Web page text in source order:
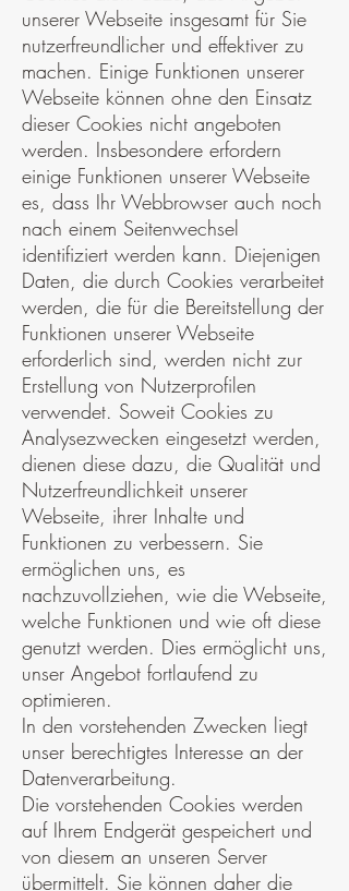
unserer Webseite insgesamt für Sie
nutzerfreundlicher und effektiver zu
machen. Einige Funktionen unserer
Webseite können ohne den Einsatz
dieser Cookies nicht angeboten
werden. Insbesondere erfordern
einige Funktionen unserer Webseite
es, dass Ihr Webbrowser auch noch
nach einem Seitenwechsel
identifiziert werden kann. Diejenigen
Daten, die durch Cookies verarbeitet
werden, die für die Bereitstellung der
Funktionen unserer Webseite
erforderlich sind, werden nicht zur
Erstellung von Nutzerprofilen
verwendet. Soweit Cookies zu
Analysezwecken eingesetzt werden,
dienen diese dazu, die Qualität und
Nutzerfreundlichkeit unserer
Webseite, ihrer Inhalte und
Funktionen zu verbessern. Sie
ermöglichen uns, es
nachzuvollziehen, wie die Webseite,
welche Funktionen und wie oft diese
genutzt werden. Dies ermöglicht uns,
unser Angebot fortlaufend zu
optimieren.
In den vorstehenden Zwecken liegt
unser berechtigtes Interesse an der
Datenverarbeitung.
Die vorstehenden Cookies werden
auf Ihrem Endgerät gespeichert und
von diesem an unseren Server
übermittelt. Sie können daher die